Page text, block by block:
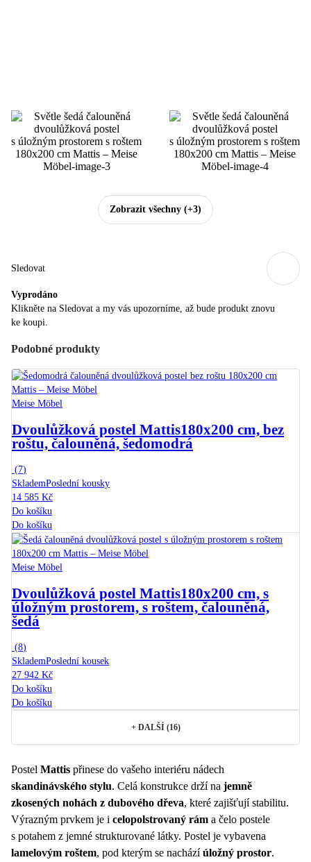
Zobrazit všechny (+3)
Sledovat
Vyprodáno
Klikněte na Sledovat a my vás upozorníme, až bude produkt znovu
ke koupi.
Podobné produkty
Meise Möbel
Dvoulůžková postel Mattis180x200 cm, bez
roštu, čalouněná, šedomodrá
(7)
SklademPoslední kousky
14 585 Kč
Do košíku
Do košíku
Meise Möbel
Dvoulůžková postel Mattis180x200 cm, s
úložným prostorem, s roštem, čalouněná,
šedá
(8)
SklademPoslední kousek
27 942 Kč
Do košíku
Do košíku
+ DALŠÍ (16)
Postel Mattis přinese do vašeho interiéru nádech
skandinávského stylu. Celá konstrukce drží na jemně
zkosených nohách z dubového dřeva, které zajišťují stabilitu.
Výrazným prvkem je i celopolstrovaný rám a čelo postele
s potahem z jemné strukturované látky. Postel je vybavena
lamelovým roštem, pod kterým se nacházíúložný prostor.